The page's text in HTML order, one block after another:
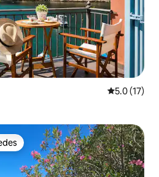
Calificación
5.0 (17)
preferido